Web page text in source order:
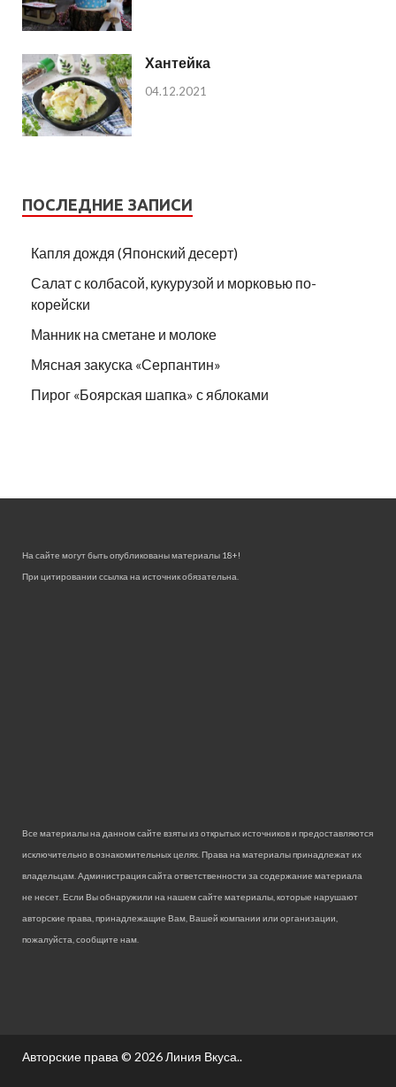
Хантейка
04.12.2021
ПОСЛЕДНИЕ ЗАПИСИ
Капля дождя (Японский десерт)
Салат с колбасой, кукурузой и морковью по-
корейски
Манник на сметане и молоке
Мясная закуска «Серпантин»
Пирог «Боярская шапка» с яблоками
На сайте могут быть опубликованы материалы 18+!
При цитировании ссылка на источник обязательна.
Все материалы на данном сайте взяты из открытых источников и предоставляются
исключительно в ознакомительных целях. Права на материалы принадлежат их
владельцам. Администрация сайта ответственности за содержание материала
не несет. Если Вы обнаружили на нашем сайте материалы, которые нарушают
авторские права, принадлежащие Вам, Вашей компании или организации,
пожалуйста, сообщите нам.
Авторские права © 2026Линия Вкуса..